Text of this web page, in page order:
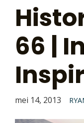
66 |
mei 14, 2013